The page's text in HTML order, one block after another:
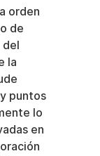
orden
de
del
la
puntos
lo
en